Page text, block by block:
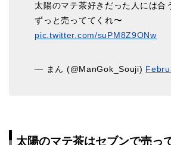
太陽のマテ茶好きだった人には合
ずっと売っててくれ〜
pic.twitter.com/suPM8Z9ONw
— まん (@ManGok_Souji)
太陽のマテ茶はセブンで売っ